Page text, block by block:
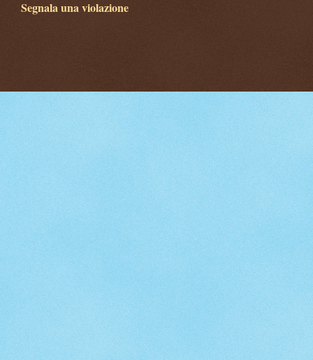
Segnala una violazione